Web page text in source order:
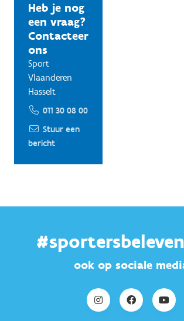
Heb je nog
een vraag?
Contacteer
ons
Sport
Vlaanderen
Hasselt
011 30 08 00
Stuur een
bericht
ook op sociale